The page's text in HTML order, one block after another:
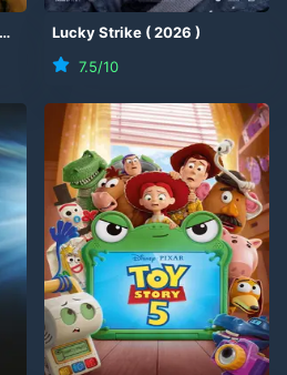
Lucky Strike (2026 )
7.5/10